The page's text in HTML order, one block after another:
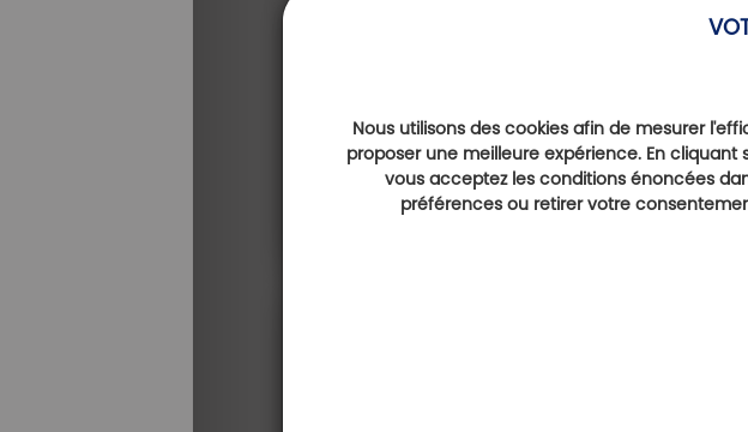
Nous utilisons des cookies afin de mesurer
proposer une meilleure expérience. En
vous acceptez les conditions énoncées
préférences ou retirer votre
Golf Club
Distance : 15 Km